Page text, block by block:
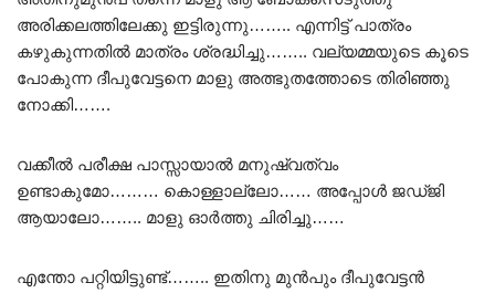
അരിക്കലത്തിലേക്കു ഇട്ടിരുന്നു…….. എന്നിട്ട് പാത്രം
കഴുകുന്നതിൽ മാത്രം ശ്രദ്ധിച്ചു…….. വല്യമ്മയുടെ കൂടെ
പോകുന്ന ദീപുവേട്ടനെ മാളു അത്ഭുതത്തോടെ തിരിഞ്ഞു
നോക്കി…….
വക്കീൽ പരീക്ഷ പാസ്സായാൽ മനുഷ്വത്വം
ഉണ്ടാകുമോ……… കൊള്ളാല്ലോ…… അപ്പോൾ ജഡ്ജി
ആയാലോ…….. മാളു ഓർത്തു ചിരിച്ചു……
എന്തോ പറ്റിയിട്ടുണ്ട്…….. ഇതിനു മുൻപും ദീപുവേട്ടൻ